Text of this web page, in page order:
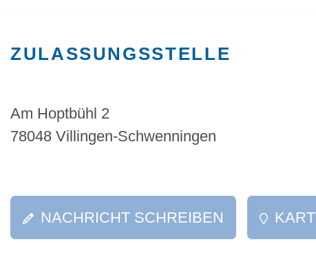
ZULASSUNGSSTELLE
Am Hoptbühl 2
78048 Villingen-Schwenningen
NACHRICHT SCHREIBEN